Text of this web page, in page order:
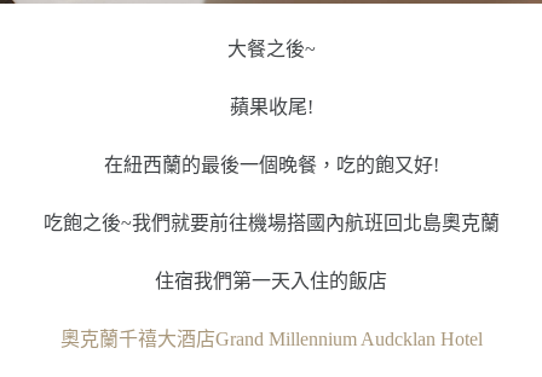
大餐之後~
蘋果收尾!
在紐西蘭的最後一個晚餐，吃的飽又好!
吃飽之後~我們就要前往機場搭國內航班回北島奧克蘭
住宿我們第一天入住的飯店
奧克蘭千禧大酒店Grand Millennium Audcklan Hotel